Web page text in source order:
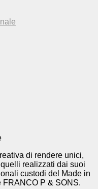
di rendere unici,
realizzati dai suoi
custodi del Made in
FRANCO P & SONS.